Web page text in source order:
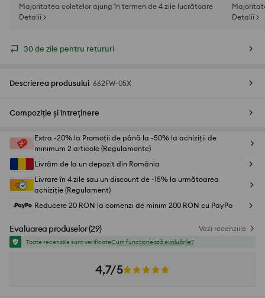
Majoritatea coletelor ajung în termen de 4 zile lucrătoare
Detalii >
Detalii >
30 de zile pentru retururi
Descrierea produsului 662FW-05X
Compoziție și întreținere
Extra -20% la Promoții de până la -50% la achiziții de
minimum 2 articole (Regulamente)
Livrăm de la un depozit din România
Livrare în 4 zile sau un discount de -15% la următoarea
achiziție (Regulament)
Reducere 20 RON la comenzi de minim 200 RON cu PayPo
Evaluarea produselor(29) Vezi recenziile
Toate recenziile sunt verificateCum funcționează evaluările?
4,7/5